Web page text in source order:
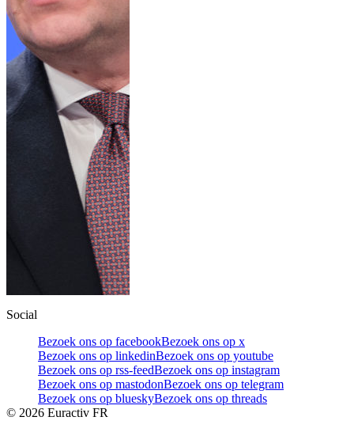
Social
Bezoek ons op facebookBezoek ons op x
Bezoek ons op linkedinBezoek ons op youtube
Bezoek ons op rss-feedBezoek ons op instagram
Bezoek ons op mastodonBezoek ons op telegram
Bezoek ons op blueskyBezoek ons op threads
© 2026 Euractiv FR